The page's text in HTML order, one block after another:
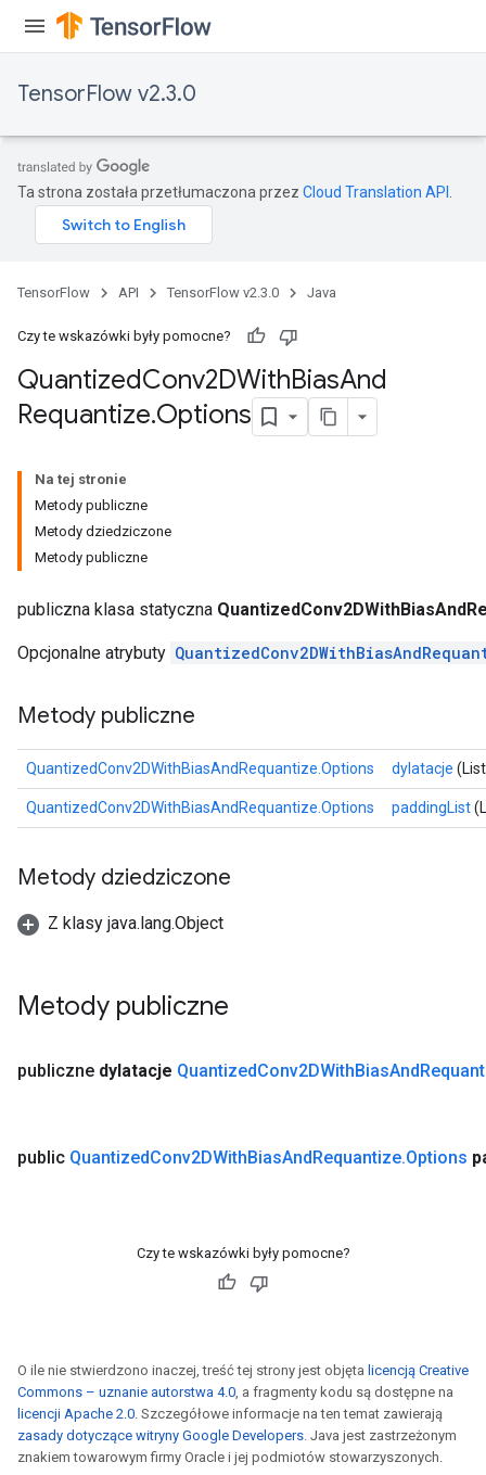
TensorFlow v2.3.0
Ta strona została przetłumaczona przez Cloud Translation API
TensorFlow API TensorFlow v2.3.0 Java
Czy te wskazówki były pomocne?
QuantizedConv2DWithBiasAnd
Requantize.Options
Na tej stronie
Metody publiczne
Metody dziedziczone
Metody publiczne
publiczna klasa statyczna
Opcjonalne atrybuty
Metody publiczne
QuantizedConv2DWithBiasAndRequantize.Options dylatacje
QuantizedConv2DWithBiasAndRequantize.Options paddingList
Metody dziedziczone
Z klasy java.lang.Object
Metody publiczne
publiczne dylatacje QuantizedConv2DWithBiasAnd
public QuantizedConv2DWithBiasAndRequantize.Options
Czy te wskazówki były pomocne?
O ile nie stwierdzono inaczej, treść tej strony jest objęta licencją Creative
Commons – uznanie autorstwa 4.0, a fragmenty kodu są dostępne na
licencji Apache 2.0. Szczegółowe informacje na ten temat zawierają
zasady dotyczące witryny Google Developers. Java jest zastrzeżonym
znakiem towarowym firmy Oracle i jej podmiotów stowarzyszonych.